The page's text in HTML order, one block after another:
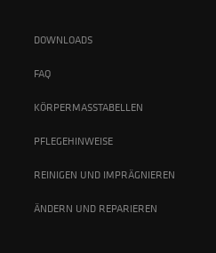
DOWNLOADS
FAQ
KÖRPERMASSTABELLEN
PFLEGEHINWEISE
REINIGEN UND IMPRÄGNIEREN
ÄNDERN UND REPARIEREN